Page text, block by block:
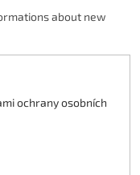
about new
ochrany osobních